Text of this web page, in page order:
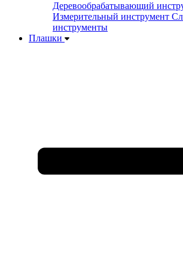
Деревообрабатывающий
Измерительный инструмент
инструменты
Плашки